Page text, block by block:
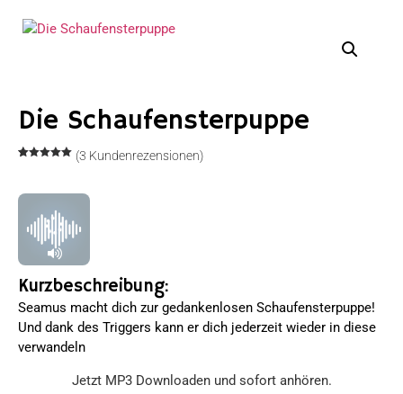
Die Schaufensterpuppe
basierend
Kundenbewertungen
(3 Kundenrezensionen)
Kurzbeschreibung:
Seamus macht dich zur gedankenlosen Schaufensterpuppe!
Und dank des Triggers kann er dich jederzeit wieder in diese
verwandeln
Jetzt MP3 Downloaden und sofort anhören.